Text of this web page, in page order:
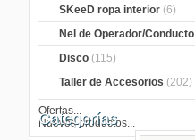
SKeeD ropa interior (6)
Nel de Operador/Conducto
Disco (115)
Taller de Accesorios (202)
Ofertas...
Nuevos productos...
Categorías